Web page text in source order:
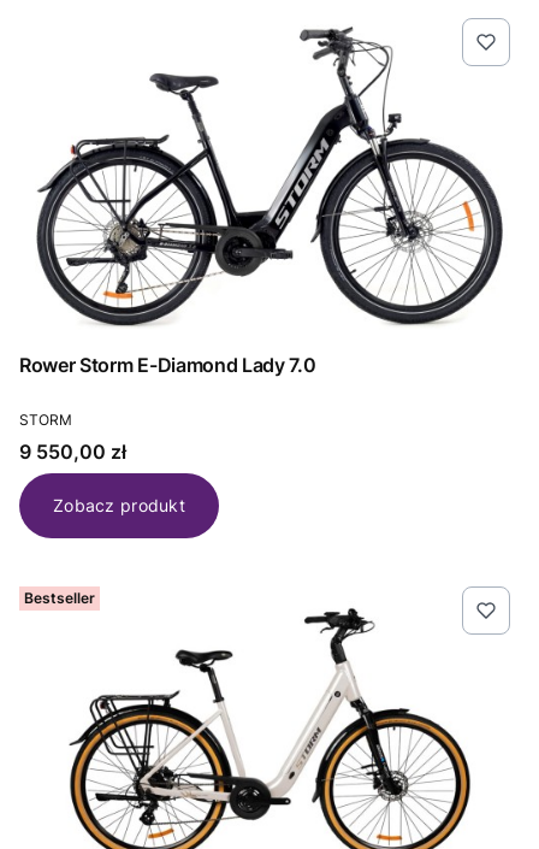
Rower Storm E-Diamond Lady 7.0
PRODUCENT
STORM
Cena
9 550,00 zł
Zobacz produkt
Bestseller